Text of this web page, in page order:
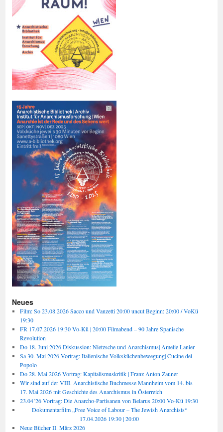
Neues
Film: So 23.08.2026 Sacco und Vanzetti 20:00 uncut Beginn: 20:00 / VoKü
19:30
FR 17.07.2026 19:30 Vo-Kü | 20:00 Filmabend – 90 Jahre Spanische
Revolution
Do 18. Juni 2026 Diskussion: Nietzsche und Anarchismus| Amelie Lanier
Sa 30. Mai 2026 Vortrag: Italienische Volksküchenbewegung| Cucine del
Popolo
Do 28. Mai 2026 Vortrag: Kapitalismuskritik | Franz Anton Zauner
Wir sind auf der VIII. Anarchistische Buchmesse Mannheim vom 14. bis
17. Mai 2026 mit Geschichte des Anarchismus in Österreich
23.04’26 Vortrag: Die Anarcho-Partisanen von Belarus 20:00 Vo-Kü 19:30
Dokumentarfilm „Free Voice of Labour – The Jewish Anarchists“
17.04.2026 19:30 | 20:00
Neue Bücher II. März 2026